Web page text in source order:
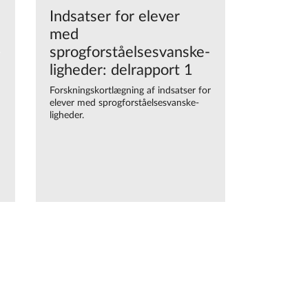
Indsatser for elever
med
sprogforståelsesvanske-
ligheder: delrapport 1
Forskningskortlægning af indsatser for
elever med sprogforståelsesvanske-
ligheder.